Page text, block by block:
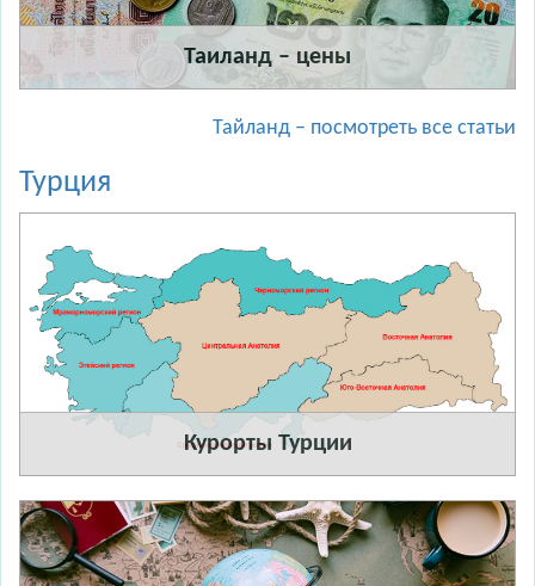
Таиланд – цены
Тайланд – посмотреть все статьи
Турция
Курорты Турции